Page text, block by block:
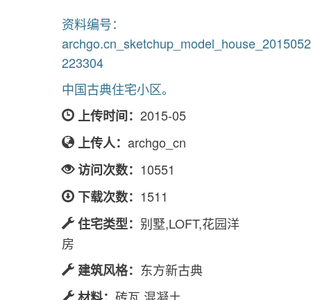
资料编号：
223304
中国古典住宅小区。
上传时间： 2015-05
上传人： archgo_cn
访问次数： 10551
下载次数： 1511
住宅类型： 别墅,LOFT,花园洋
房
建筑风格： 东方新古典